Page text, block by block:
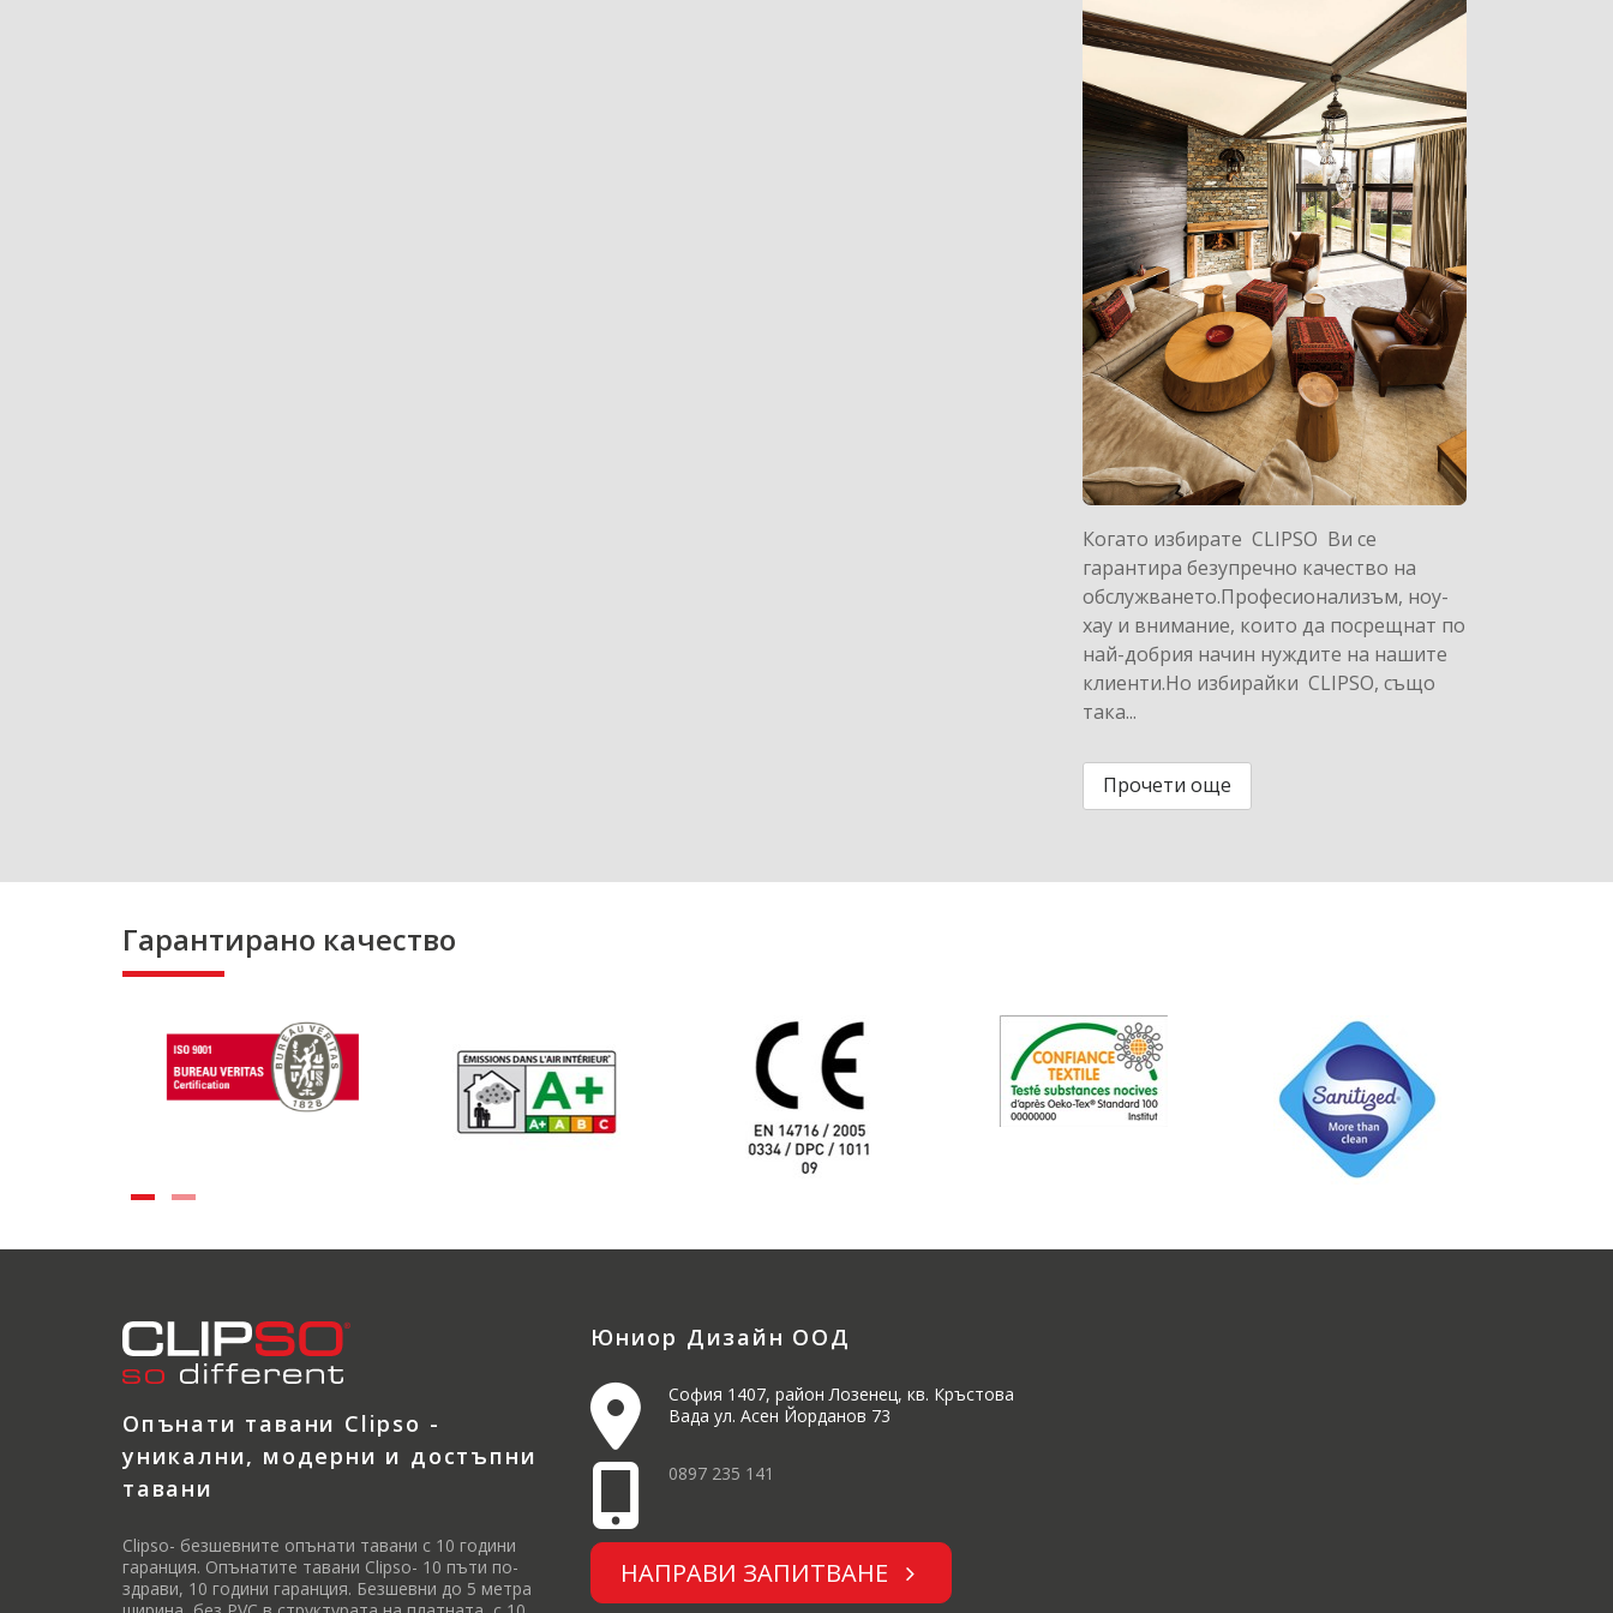
Когато избирате CLIPSO Ви се
гарантира безупречно качество на
обслужването.Професионализъм, ноу-
хау и внимание, които да посрещнат по
най-добрия начин нуждите на нашите
клиенти.Но избирайки CLIPSO, също
така...
Прочети още
Гарантирано качество
Опънати тавани Clipso -
уникални, модерни и достъпни
тавани
Clipso- безшевните опънати тавани с 10 години
гаранция. Опънатите тавани Clipso- 10 пъти по-
здрави, 10 години гаранция. Безшевни до 5 метра
Юниор Дизайн ООД
София 1407, район Лозенец, кв. Кръстова
Вада ул. Асен Йорданов 73
0897 235 141
НАПРАВИ ЗАПИТВАНЕ